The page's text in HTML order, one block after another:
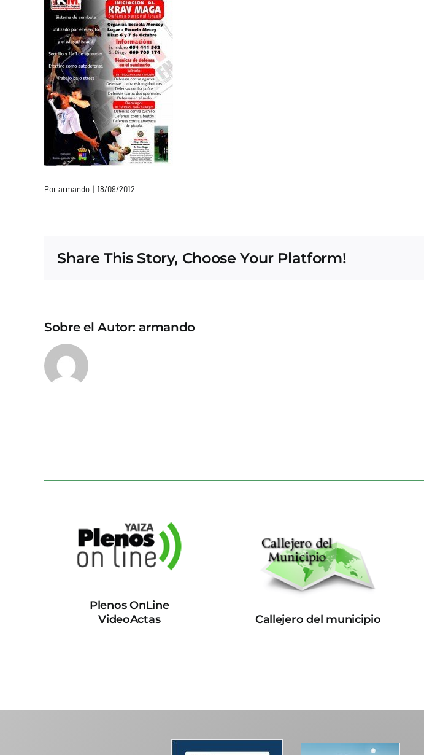
Porarmando | 18/09/2012
Share This Story, Choose Your Platform!
Sobre el Autor: armando
Plenos OnLine
VideoActas
Callejero del municipio